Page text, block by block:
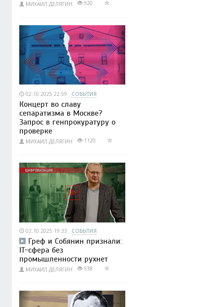
МИХАИЛ ДЕЛЯГИН 920
02.10.2025 22:59 СОБЫТИЯ
Концерт во славу
сепаратизма в Москве?
Запрос в генпрокуратуру о
проверке
МИХАИЛ ДЕЛЯГИН 1120
02.10.2025 19:33 СОБЫТИЯ
Греф и Собянин признали:
IT-сфера без
промышленности рухнет
МИХАИЛ ДЕЛЯГИН 938